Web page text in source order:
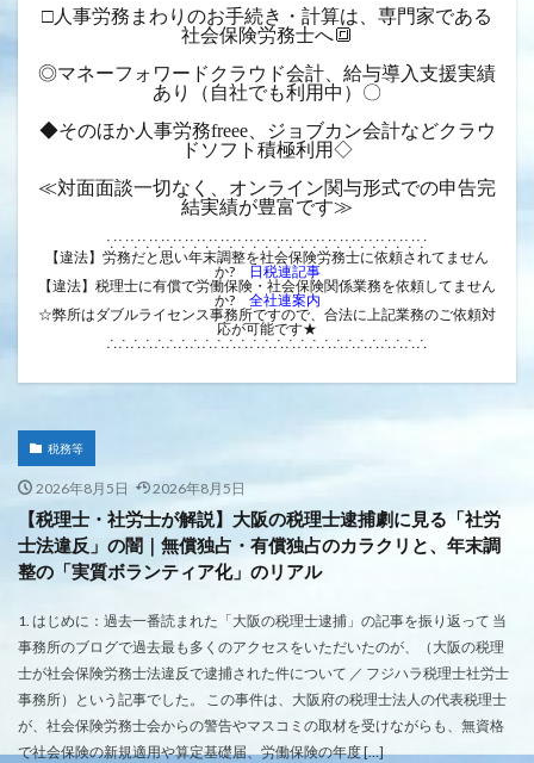
□人事労務まわりのお手続き・計算は、専門家である
社会保険労務士へ🔳
◎マネーフォワードクラウド会計、給与導入支援実績
あり（自社でも利用中）〇
◆そのほか人事労務freee、ジョブカン会計などクラウ
ドソフト積極利用◇
≪対面面談一切なく、オンライン関与形式での申告完
結実績が豊富です≫
∵∵∵∵∵∵∵∵∵∵∵∵∵∵∵∵∵∵∵∵∵∵∵∵∵∵∵
【違法】労務だと思い年末調整を社会保険労務士に依頼されてません
か?
日税連記事
【違法】税理士に有償で労働保険・社会保険関係業務を依頼してません
か? 全社連案内
☆弊所はダブルライセンス事務所ですので、合法に上記業務のご依頼対
応が可能です★
∴∴∴∴∴∴∴∴∴∴∴∴∴∴∴∴∴∴∴∴∴∴∴∴∴∴∴
税務等
2026年8月5日 2026年8月5日
【税理士・社労士が解説】大阪の税理士逮捕劇に見る「社労
士法違反」の闇｜無償独占・有償独占のカラクリと、年末調
整の「実質ボランティア化」のリアル
1. はじめに：過去一番読まれた「大阪の税理士逮捕」の記事を振り返って 当
事務所のブログで過去最も多くのアクセスをいただいたのが、（大阪の税理
士が社会保険労務士法違反で逮捕された件について ／ フジハラ税理士社労士
事務所）という記事でした。 この事件は、大阪府の税理士法人の代表税理士
が、社会保険労務士会からの警告やマスコミの取材を受けながらも、無資格
で社会保険の新規適用や算定基礎届、労働保険の年度 […]